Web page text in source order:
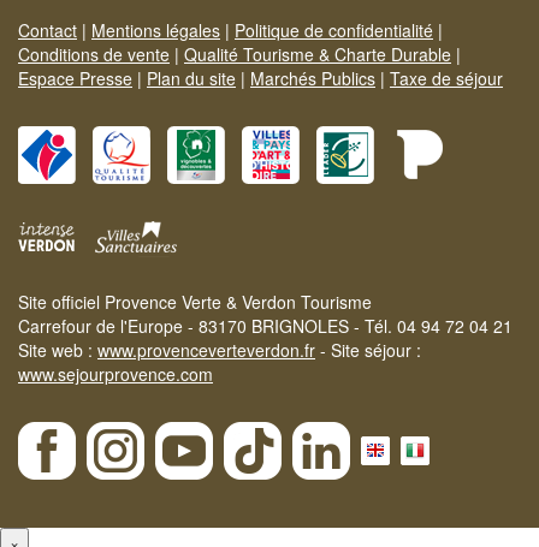
Contact | Mentions légales | Politique de confidentialité |
Conditions de vente | Qualité Tourisme & Charte Durable |
Espace Presse | Plan du site | Marchés Publics | Taxe de séjour
Site officiel Provence Verte & Verdon Tourisme
Carrefour de l'Europe - 83170 BRIGNOLES - Tél. 04 94 72 04 21
Site web : www.provenceverteverdon.fr - Site séjour :
www.sejourprovence.com